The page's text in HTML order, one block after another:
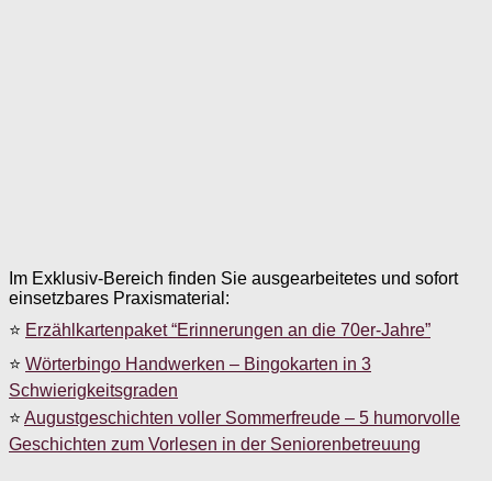
Im Exklusiv-Bereich finden Sie ausgearbeitetes und sofort
einsetzbares Praxismaterial:
⭐ Erzählkartenpaket “Erinnerungen an die 70er-Jahre”
⭐ Wörterbingo Handwerken – Bingokarten in 3
Schwierigkeitsgraden
⭐ Augustgeschichten voller Sommerfreude – 5 humorvolle
Geschichten zum Vorlesen in der Seniorenbetreuung